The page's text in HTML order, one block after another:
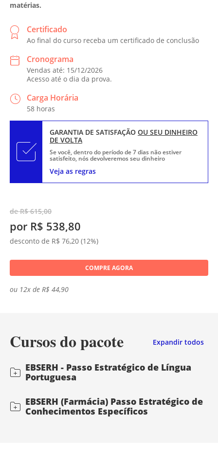
matérias.
de R$ 615,00
por R$ 538,80
desconto de R$ 76,20 (12%)
COMPRE AGORA
ou 12x de R$ 44,90
Certificado
Ao final do curso receba um certificado de conclusão
Cronograma
Vendas até: 15/12/2026
Acesso até o dia da prova.
Carga Horária
58 horas
GARANTIA DE SATISFAÇÃO OU SEU DINHEIRO
DE VOLTA
Se você, dentro do período de 7 dias não estiver
satisfeito, nós devolveremos seu dinheiro
Veja as regras
Cursos do pacote Expandir todos
EBSERH - Passo Estratégico de Língua
Portuguesa
EBSERH (Farmácia) Passo Estratégico de
Conhecimentos Específicos